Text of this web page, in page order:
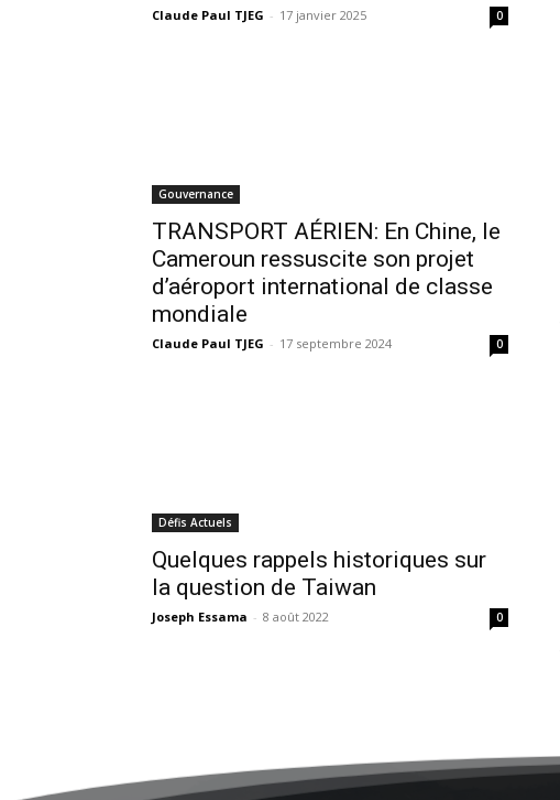
Claude Paul TJEG - 17 janvier 2025 0
Gouvernance
TRANSPORT AÉRIEN: En Chine, le
Cameroun ressuscite son projet
d’aéroport international de classe
mondiale
Claude Paul TJEG - 17 septembre 2024 0
Défis Actuels
Quelques rappels historiques sur
la question de Taiwan
Joseph Essama - 8 août 2022 0